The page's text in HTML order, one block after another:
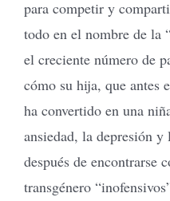
para competir y
todo en el nombre de la
el creciente número de
cómo su hija, que antes
ha convertido en una
ansiedad, la depresión
después de encontrarse
transgénero